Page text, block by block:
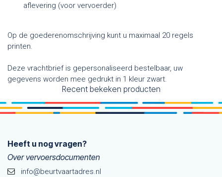
aflevering (voor vervoerder)
Op de goederenomschrijving kunt u maximaal 20 regels
printen.
Deze vrachtbrief is gepersonaliseerd bestelbaar, uw
gegevens worden mee gedrukt in 1 kleur zwart.
Recent bekeken producten
Heeft u nog vragen?
Over vervoersdocumenten
info@beurtvaartadres.nl